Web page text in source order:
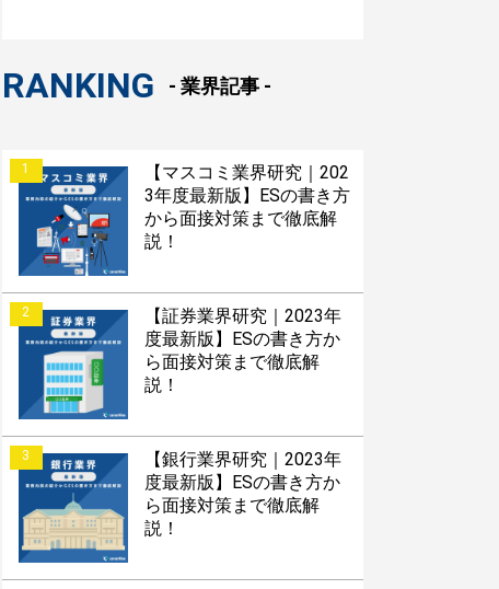
RANKING - 業界記事 -
1
【マスコミ業界研究｜202
3年度最新版】ESの書き方
から面接対策まで徹底解
説！
2
【証券業界研究｜2023年
度最新版】ESの書き方か
ら面接対策まで徹底解
説！
3
【銀行業界研究｜2023年
度最新版】ESの書き方か
ら面接対策まで徹底解
説！